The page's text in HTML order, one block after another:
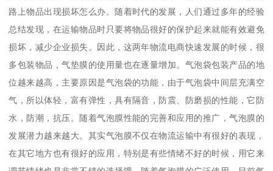
路上物品出现损坏怎么办。随着时代的发展，人们通过多年的经验
总结发现，在运输物品时只要将物品很好的保护起来就能有效避免
损坏，减少企业损失。因此，这两年物流电商快速发展的时候，很
多包装物品，气垫膜的使用量也在逐量增加。气泡袋包装产品的地
位越来越高，主要原因是气泡袋的功能，由于气泡袋中间层充满空
气，所以体轻，富有弹性，具有隔音，防震、防磨损的性能，它防
水，防潮，抗压。随着气泡膜性能的完善和应用的推广，气泡膜的
发展潜力越来越大。其实气泡膜不仅在物流运输中有很好的表现，
在其它地方也有很好的应用，特别是有些情绪不好的时候，用它来